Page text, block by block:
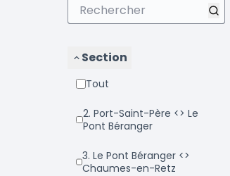
Section
Tout
2. Port-Saint-Père <> Le
Pont Béranger
3. Le Pont Béranger <>
Chaumes-en-Retz